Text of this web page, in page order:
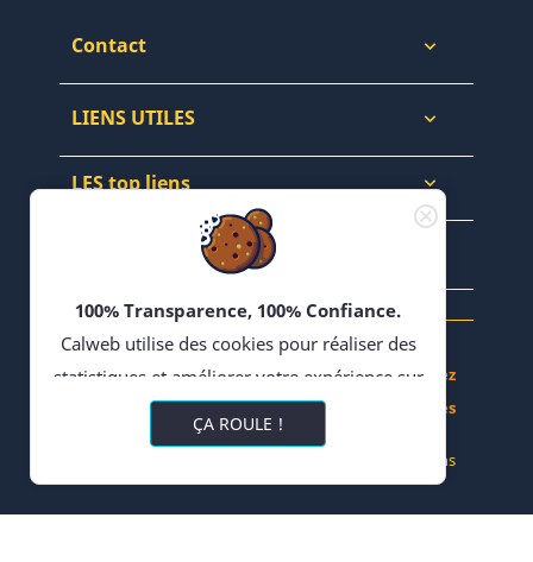
Contact 
LIENS UTILES 
LES top liens 
NEWSLETTERS & WEB
100% Transparence, 100% Confiance.
Calweb utilise des cookies pour réaliser des
statistiques et améliorer votre expérience sur
son site. En poursuivant votre navigation,
vous acceptez l'utilisation de cookies ou
partenaire tiers pour la diffusion de publicités
ÇA ROULE !
Achetez, Vendez - Échangez en Forums - Bloguez
- Partagez vos Recettes
Réalisation Impulsions